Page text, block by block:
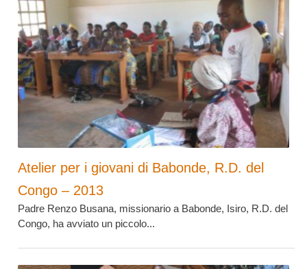
Atelier per i giovani di Babonde, R.D. del
Congo – 2013
Padre Renzo Busana, missionario a Babonde, Isiro, R.D. del
Congo, ha avviato un piccolo...